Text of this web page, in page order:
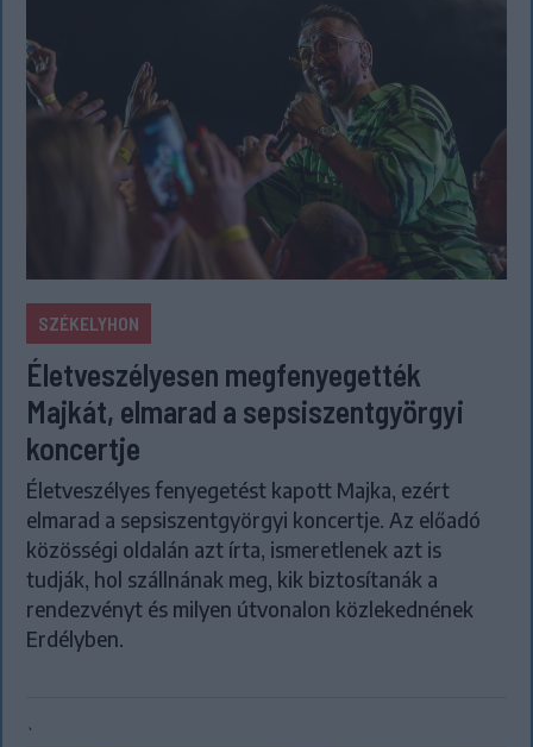
SZÉKELYHON
Életveszélyesen megfenyegették
Majkát, elmarad a sepsiszentgyörgyi
koncertje
Életveszélyes fenyegetést kapott Majka, ezért
elmarad a sepsiszentgyörgyi koncertje. Az előadó
közösségi oldalán azt írta, ismeretlenek azt is
tudják, hol szállnának meg, kik biztosítanák a
rendezvényt és milyen útvonalon közlekednének
Erdélyben.
`